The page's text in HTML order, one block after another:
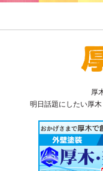
厚
明日話題にしたい厚